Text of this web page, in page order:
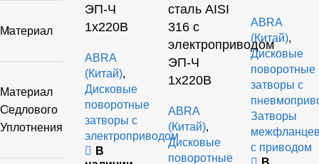
Материал
Материал
Седлового
Уплотнения
ЭП-Ч
1х220В
ABRA
(Китай),
Дисковые
поворотные
затворы с
электроприводом
В
сталь AISI
316 с
электроприводом
ЭП-Ч
1х220В
ABRA
(Китай),
Дисковые
поворотные
ABRA
(Китай),
Дисковые
поворотные
затворы с
Затворы
с приводом